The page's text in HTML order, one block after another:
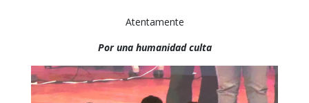
Atentamente
Por una humanidad culta